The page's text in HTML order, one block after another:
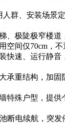
群、安装场
极陡极窄楼
间仅70cm，不
速、运行静
重结构，加
殊户型，提
电续航，突